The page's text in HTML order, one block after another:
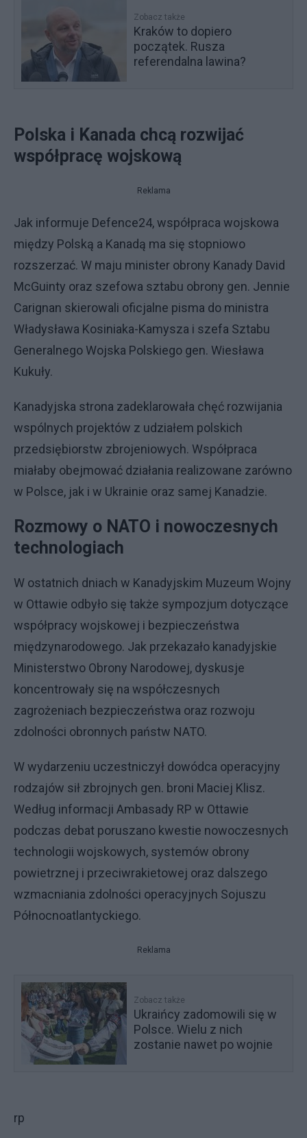
Zobacz także
Kraków to dopiero
początek. Rusza
referendalna lawina?
Polska i Kanada chcą rozwijać
współpracę wojskową
Reklama
Jak informuje Defence24, współpraca wojskowa
między Polską a Kanadą ma się stopniowo
rozszerzać. W maju minister obrony Kanady David
McGuinty oraz szefowa sztabu obrony gen. Jennie
Carignan skierowali oficjalne pisma do ministra
Władysława Kosiniaka-Kamysza i szefa Sztabu
Generalnego Wojska Polskiego gen. Wiesława
Kukuły.
Kanadyjska strona zadeklarowała chęć rozwijania
wspólnych projektów z udziałem polskich
przedsiębiorstw zbrojeniowych. Współpraca
miałaby obejmować działania realizowane zarówno
w Polsce, jak i w Ukrainie oraz samej Kanadzie.
Rozmowy o NATO i nowoczesnych
technologiach
W ostatnich dniach w Kanadyjskim Muzeum Wojny
w Ottawie odbyło się także sympozjum dotyczące
współpracy wojskowej i bezpieczeństwa
międzynarodowego. Jak przekazało kanadyjskie
Ministerstwo Obrony Narodowej, dyskusje
koncentrowały się na współczesnych
zagrożeniach bezpieczeństwa oraz rozwoju
zdolności obronnych państw NATO.
W wydarzeniu uczestniczył dowódca operacyjny
rodzajów sił zbrojnych gen. broni Maciej Klisz.
Według informacji Ambasady RP w Ottawie
podczas debat poruszano kwestie nowoczesnych
technologii wojskowych, systemów obrony
powietrznej i przeciwrakietowej oraz dalszego
wzmacniania zdolności operacyjnych Sojuszu
Północnoatlantyckiego.
Reklama
Zobacz także
Ukraińcy zadomowili się w
Polsce. Wielu z nich
zostanie nawet po wojnie
rp